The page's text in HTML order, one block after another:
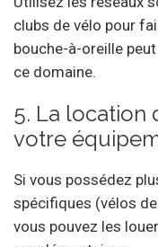
clubs de vélo pour
bouche-à-oreille
ce domaine.
5. La location
votre
Si vous possédez
spécifiques (vélos
vous pouvez les